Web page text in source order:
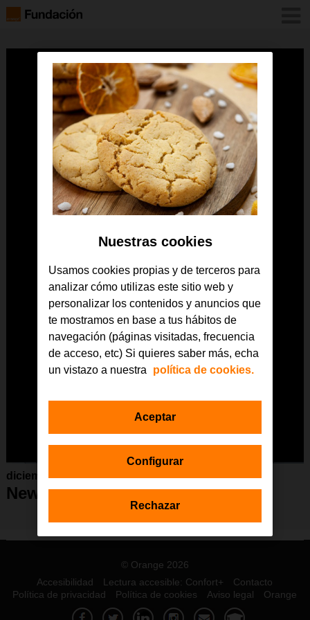
diciembre 2020
Newsletter Navidad 2020
© Orange 2026
Accesibilidad
Lectura accesible: Confort+
Contacto
Política de privacidad
Política de cookies Aviso legal Orange
Nuestras cookies
Usamos cookies propias y de terceros para
analizar cómo utilizas este sitio web y
personalizar los contenidos y anuncios que
te mostramos en base a tus hábitos de
navegación (páginas visitadas, frecuencia
de acceso, etc) Si quieres saber más, echa
un vistazo a nuestra
política de cookies.
Configurar
Rechazar
Aceptar